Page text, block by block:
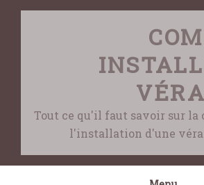
Skip
Tout ce qu'il faut savoir sur la
l'installation d'une